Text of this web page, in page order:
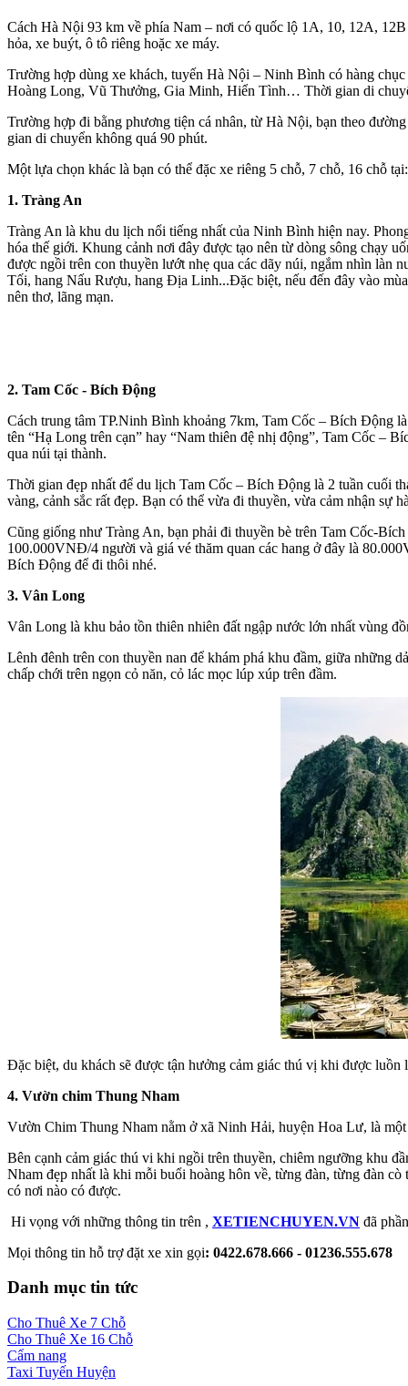
Cách Hà Nội 93 km về phía Nam – nơi có quốc lộ 1A, 10, 12A,
hỏa, xe buýt, ô tô riêng hoặc xe máy.
Trường hợp dùng xe khách, tuyến Hà Nội – Ninh Bình có hàng
Hoàng Long, Vũ Thưởng, Gia Minh, Hiển Tình… Thời gian di
Trường hợp đi bằng phương tiện cá nhân, từ Hà Nội, bạn theo
gian di chuyển không quá 90 phút.
Một lựa chọn khác là bạn có thể đặc xe riêng 5 chỗ, 7 chỗ, 16 chỗ
1. Tràng An
Tràng An là khu du lịch nổi tiếng nhất của Ninh Bình hiện nay.
hóa thế giới. Khung cảnh nơi đây được tạo nên từ dòng sông chạy
được ngồi trên con thuyền lướt nhẹ qua các dãy núi, ngắm nhìn làn
Tối, hang Nấu Rượu, hang Địa Linh...Đặc biệt, nếu đến đây vào
nên thơ, lãng mạn.
2. Tam Cốc - Bích Động
Cách trung tâm TP.Ninh Bình khoảng 7km, Tam Cốc – Bích Động
tên “Hạ Long trên cạn” hay “Nam thiên đệ nhị động”, Tam Cốc –
qua núi tại thành.
Thời gian đẹp nhất để du lịch Tam Cốc – Bích Động là 2 tuần cuối
vàng, cảnh sắc rất đẹp. Bạn có thể vừa đi thuyền, vừa cảm nhận sự
Cũng giống như Tràng An, bạn phải đi thuyền bè trên Tam Cốc-
100.000VNĐ/4 người và giá vé thăm quan các hang ở đây là
Bích Động để đi thôi nhé.
3. Vân Long
Vân Long là khu bảo tồn thiên nhiên đất ngập nước lớn nhất vùng
Lênh đênh trên con thuyền nan để khám phá khu đầm, giữa những
chấp chới trên ngọn cỏ năn, cỏ lác mọc lúp xúp trên đầm.
Đặc biệt, du khách sẽ được tận hưởng cảm giác thú vị khi được luồn
4. Vườn chim Thung Nham
Vườn Chim Thung Nham nằm ở xã Ninh Hải, huyện Hoa Lư, là
Bên cạnh cảm giác thú vi khi ngồi trên thuyền, chiêm ngưỡng khu
Nham đẹp nhất là khi mỗi buổi hoàng hôn về, từng đàn, từng đàn
có nơi nào có được.
Hi vọng với những thông tin trên , XETIENCHUYEN.VN đã
Mọi thông tin hỗ trợ đặt xe xin gọi: 0422.678.666 - 01236.555.678
Danh mục tin tức
Cho Thuê Xe 7 Chỗ
Cho Thuê Xe 16 Chỗ
Cẩm nang
Taxi Tuyến Huyện